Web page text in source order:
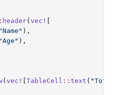
header( vec!
"Name" ),
"Age" ),
( vec! TableCell :: text (